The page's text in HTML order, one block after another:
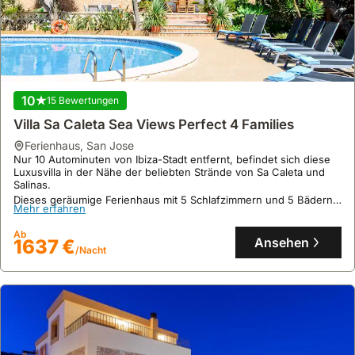
Keine Bewertungen
Villa 'Can Sole' Mit Privatem Pool, Wlan Und
Klimaanlage
Ferienhaus, Santa Eulària des Riu
luxuriöse Unterkunft nahe dem Strand und den belebten Häfen
Marina Botafoch und Port of Ibiza.
ausgestattet mit Klimaanlage und WLAN.
Mehr erfahren
2108 € /Nacht
10 15 Bewertungen
Villa Sa Caleta Sea Views Perfect 4 Families
Ferienhaus, San Jose
Nur 10 Autominuten von Ibiza-Stadt entfernt, befindet sich diese
Luxusvilla in der Nähe der beliebten Strände von Sa Caleta und
Salinas.
Dieses geräumige Ferienhaus mit 5 Schlafzimmern und 5 Bädern
bietet Platz für 10 Gäste und verfügt über einen privaten Pool,
eine voll ausgestattete Küche und Klimaanlage im gesamten Haus.
Mehr erfahren
Ab
1637 €/Nacht Ansehen